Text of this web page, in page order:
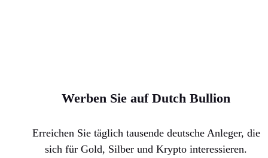
Werben Sie auf Dutch Bullion
Erreichen Sie täglich tausende deutsche Anleger, die
sich für Gold, Silber und Krypto interessieren.